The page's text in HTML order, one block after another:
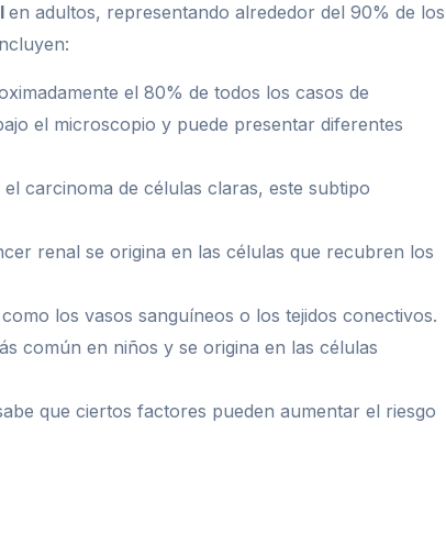
en adultos, representando alrededor del 90% de los
el 80% de todos los casos de
el microscopio y puede presentar diferentes
carcinoma de células claras, este subtipo
renal se origina en las células que recubren los
los vasos sanguíneos o los tejidos conectivos.
común en niños y se origina en las células
que ciertos factores pueden aumentar el riesgo